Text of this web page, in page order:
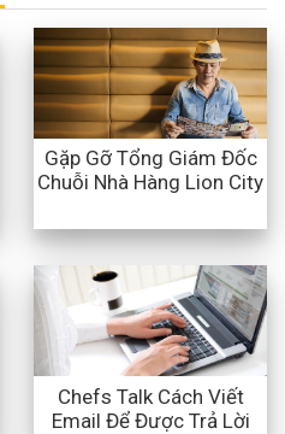
Gặp Gỡ Tổng Giám Đốc
Chuỗi Nhà Hàng Lion City
Chefs Talk Cách Viết
Email Để Được Trả Lời